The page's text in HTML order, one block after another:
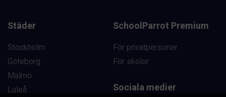
Städer
Stockholm
Göteborg
Malmö
Luleå
SchoolParrot Premium
För privatpersoner
För skolor
Sociala medier